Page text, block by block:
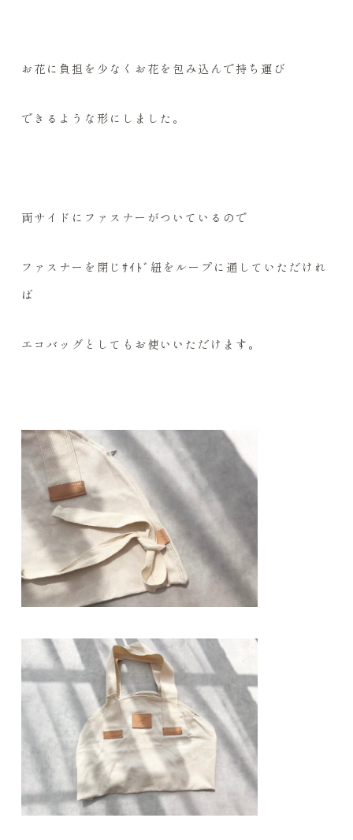
お花に負担を少なくお花を包み込んで持ち運び
できるような形にしました。
両サイドにファスナーがついているので
ファスナーを閉じｻｲﾄﾞ紐をループに通していただけれ
ば
エコバッグとしてもお使いいただけます。